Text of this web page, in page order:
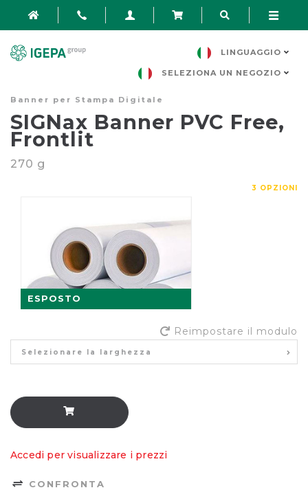
LINGUAGGIO
SELEZIONA UN NEGOZIO
Banner per Stampa Digitale
SIGNax Banner PVC Free,
Frontlit
270 g
3 OPZIONI
ESPOSTO
Reimpostare il modulo
Selezionare la larghezza
Accedi per visualizzare i prezzi
CONFRONTA